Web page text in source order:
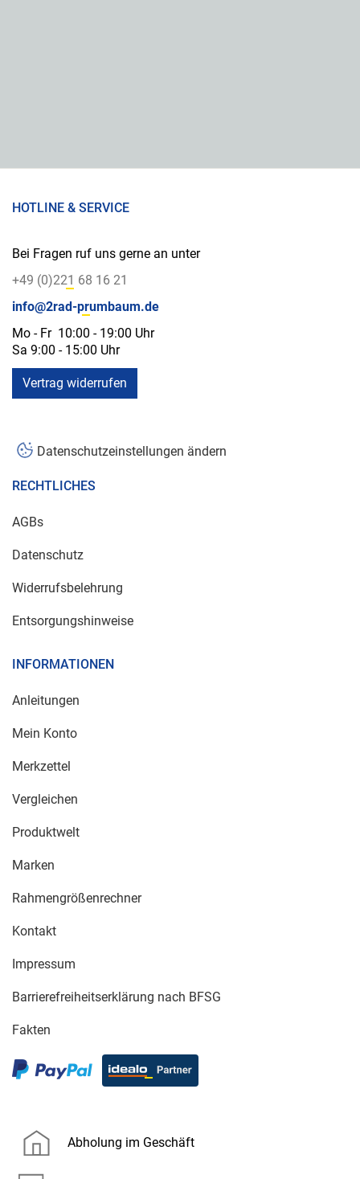
HOTLINE & SERVICE
Bei Fragen ruf uns gerne an unter
+49 (0)221 68 16 21
info@2rad-prumbaum.de
Mo - Fr 10:00 - 19:00 Uhr
Sa 9:00 - 15:00 Uhr
Vertrag widerrufen
Datenschutzeinstellungen ändern
RECHTLICHES
AGBs
Datenschutz
Widerrufsbelehrung
Entsorgungshinweise
INFORMATIONEN
Anleitungen
Mein Konto
Merkzettel
Vergleichen
Produktwelt
Marken
Rahmengrößenrechner
Kontakt
Impressum
Barrierefreiheitserklärung nach BFSG
Fakten
Abholung im Geschäft